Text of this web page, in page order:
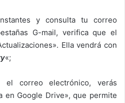
y consulta tu correo
G-mail, verifica que el
Ella vendrá con
«;
el correo electrónico, verás
en Google Drive», que permite